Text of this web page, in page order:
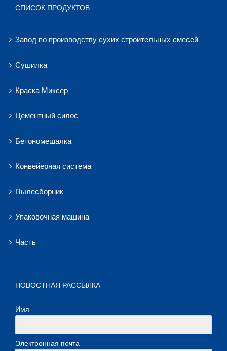
СПИСОК ПРОДУКТОВ
Завод по производству сухих строительных смесей
Сушилка
Краска Миксер
Цементный силос
Бетономешалка
Конвейерная система
Пылесборник
Упаковочная машина
Часть
НОВОСТНАЯ РАССЫЛКА
Имя
Электронная почта